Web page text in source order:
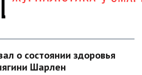
о состоянии здоровья
Шарлен